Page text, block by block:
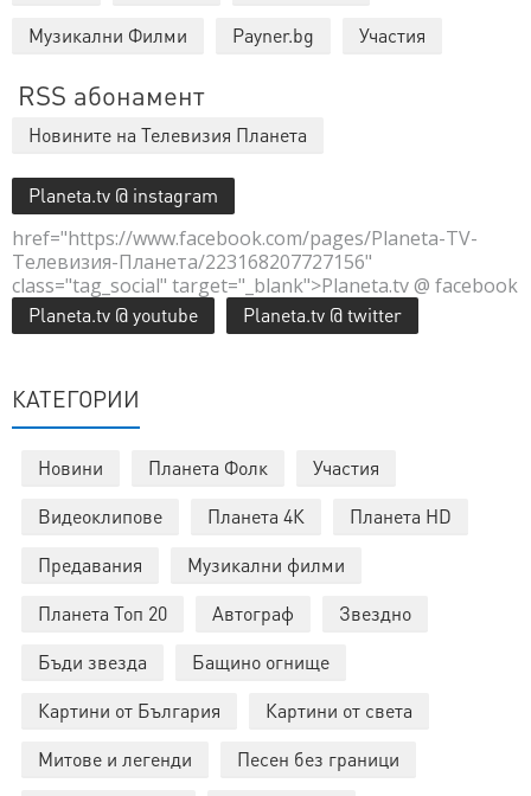
Музикални Филми
Payner.bg Участия
RSS абонамент
Новините на Телевизия Планета
Planeta.tv @ instagram
href="https://www.facebook.com/pages/Planeta-TV-
Телевизия-Планета/223168207727156"
class="tag_social" target="_blank">Planeta.tv @ facebook
Planeta.tv @ youtube Planeta.tv @ twitter
КАТЕГОРИИ
Новини Планета Фолк
Участия
Видеоклипове
Планета 4К
Планета HD
Предавания
Музикални филми
Планета Топ 20
Автограф
Звездно
Бъди звезда
Бащино огнище
Картини от България
Картини от света
Митове и легенди
Песен без граници